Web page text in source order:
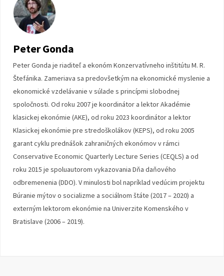
Peter Gonda
Peter Gonda je riaditeľ a ekonóm Konzervatívneho inštitútu M. R.
Štefánika. Zameriava sa predovšetkým na ekonomické myslenie a
ekonomické vzdelávanie v súlade s princípmi slobodnej
spoločnosti. Od roku 2007 je koordinátor a lektor Akadémie
klasickej ekonómie (AKE), od roku 2023 koordinátor a lektor
Klasickej ekonómie pre stredoškolákov (KEPS), od roku 2005
garant cyklu prednášok zahraničných ekonómov v rámci
Conservative Economic Quarterly Lecture Series (CEQLS) a od
roku 2015 je spoluautorom vykazovania Dňa daňového
odbremenenia (DDO). V minulosti bol napríklad vedúcim projektu
Búranie mýtov o socializme a sociálnom štáte (2017 – 2020) a
externým lektorom ekonómie na Univerzite Komenského v
Bratislave (2006 – 2019).